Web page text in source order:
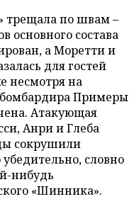
трещала по швам –
основного состава
а Моретти и
для гостей
несмотря на
Примеры
Атакующая
Анри и Глеба
сокрушили
словно
нибудь
«Шинника».